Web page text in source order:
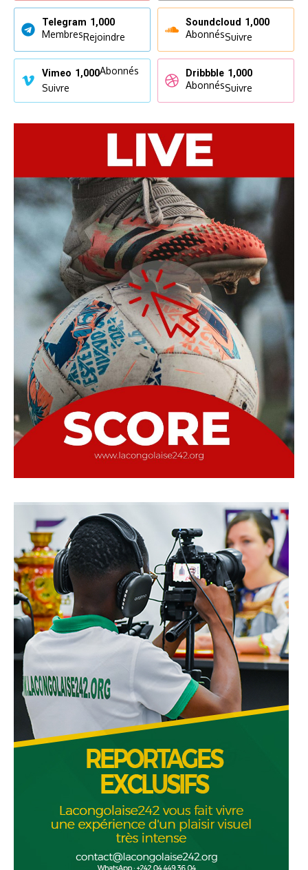
Telegram 1,000
MembresRejoindre
Soundcloud 1,000
AbonnésSuivre
Vimeo 1,000Abonnés
Suivre
Dribbble 1,000
AbonnésSuivre